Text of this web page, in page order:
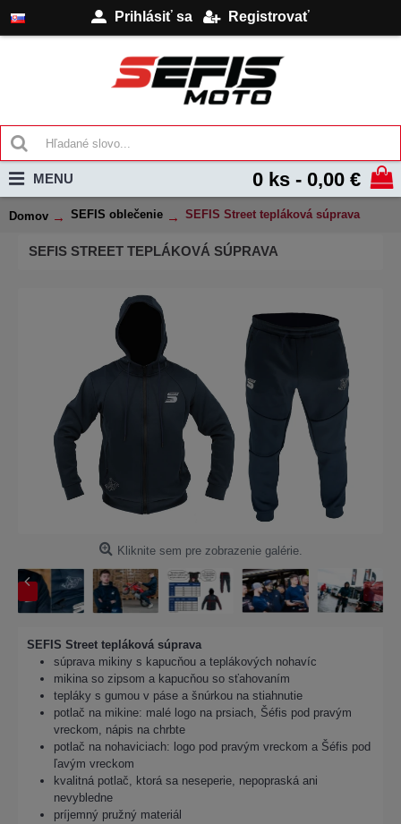
Prihlásiť sa Registrovať
0 ks - 0,00 €
MENU
Domov SEFIS oblečenie SEFIS Street tepláková súprava
SEFIS STREET TEPLÁKOVÁ SÚPRAVA
Kliknite sem pre zobrazenie galérie.
SEFIS Street tepláková súprava
súprava mikiny s kapucňou a teplákových nohavíc
mikina so zipsom a kapucňou so sťahovaním
tepláky s gumou v páse a šnúrkou na stiahnutie
potlač na mikine: malé logo na prsiach, Šéfis pod pravým
vreckom, nápis na chrbte
potlač na nohaviciach: logo pod pravým vreckom a Šéfis pod
ľavým vreckom
kvalitná potlač, ktorá sa neseperie, nepopraská ani
nevybledne
príjemný pružný materiál